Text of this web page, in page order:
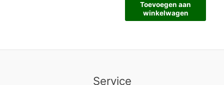
Toevoegen aan
winkelwagen
Service